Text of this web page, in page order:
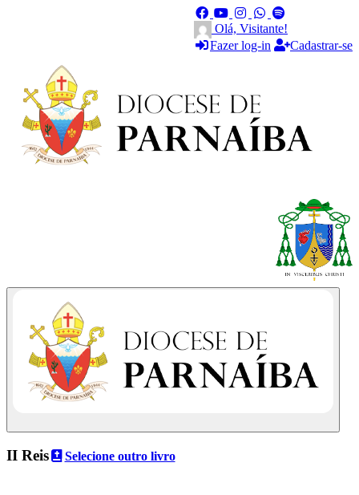
Olá, Visitante!
Fazer log-in
Cadastrar-se
II Reis Selecione outro livro